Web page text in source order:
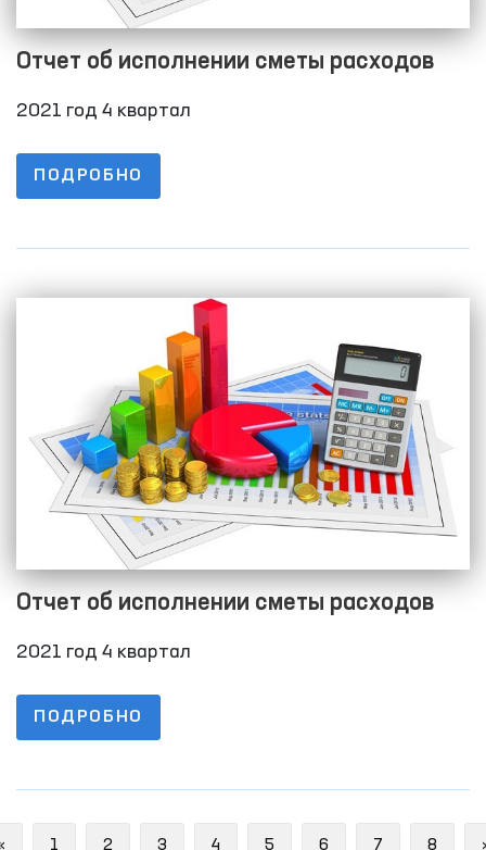
Отчет об исполнении сметы расходов
2021 год 4 квартал
ПОДРОБНО
Отчет об исполнении сметы расходов
2021 год 4 квартал
ПОДРОБНО
Previous
1 2 3 4 5 6 7 8